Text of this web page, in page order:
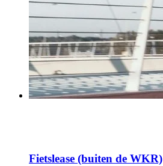
Fietslease (buiten de WKR)